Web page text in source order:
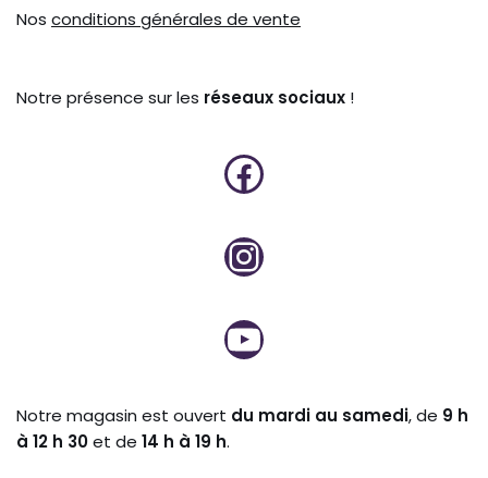
Nos conditions générales de vente
Notre présence sur les réseaux sociaux !
Notre magasin est ouvert du mardi au samedi, de 9 h
à 12 h 30et de 14 h à 19 h.